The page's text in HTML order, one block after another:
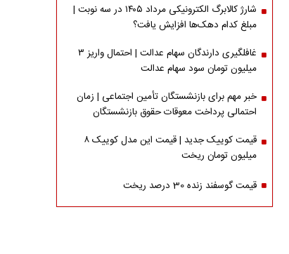
شارژ کالابرگ الکترونیکی مرداد ۱۴۰۵ در سه نوبت |
مبلغ کدام دهک‌ها افزایش یافت؟
غافلگیری دارندگان سهام عدالت | احتمال واریز ۳
میلیون تومان سود سهام عدالت
خبر مهم برای بازنشستگان تأمین اجتماعی | زمان
احتمالی پرداخت معوقات حقوق بازنشستگان
قیمت کوییک جدید | قیمت این مدل کوییک ۸
میلیون تومان ریخت
قیمت گوسفند زنده 30 درصد ریخت